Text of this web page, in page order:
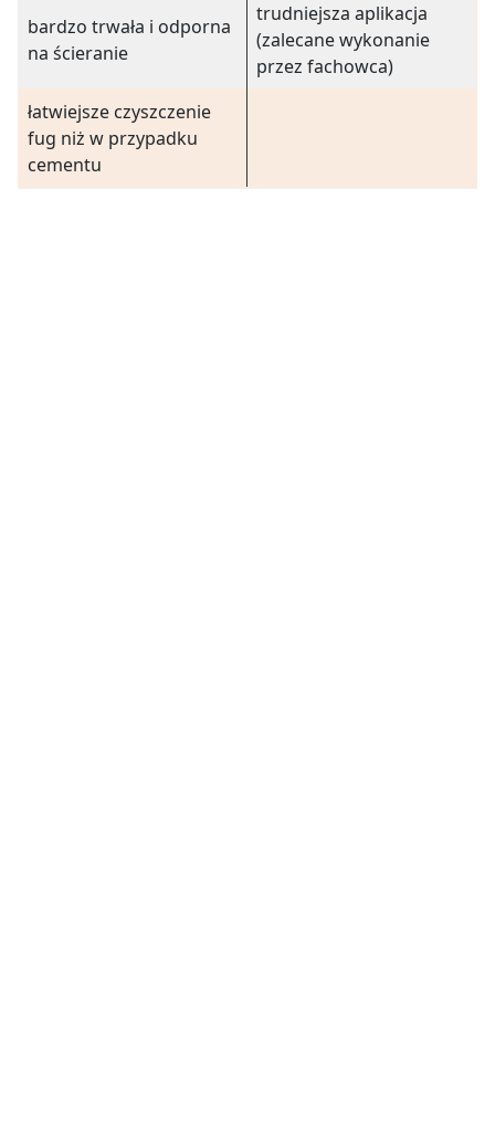
bardzo trwała i odporna
na ścieranie
trudniejsza aplikacja
(zalecane wykonanie
przez fachowca)
łatwiejsze czyszczenie
fug niż w przypadku
cementu